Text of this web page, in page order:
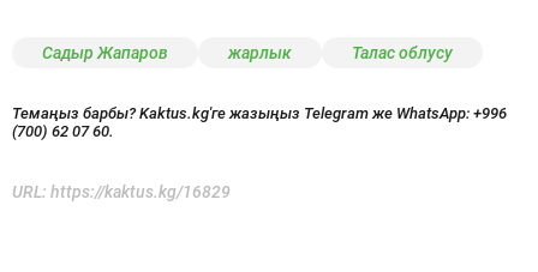
Садыр Жапаров жарлык Талас облусу
Темаңыз барбы? Kaktus.kg'ге жазыңыз Telegram же WhatsApp: +996
(700) 62 07 60.
URL: https://kaktus.kg/16829